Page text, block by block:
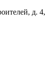
д. 4,